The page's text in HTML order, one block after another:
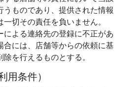
うものであり、提供された情報
切その責任を負いません。
による連絡先の登録に不正があ
合には、店舗等からの依頼に基
を行えるものとする。
用条件）